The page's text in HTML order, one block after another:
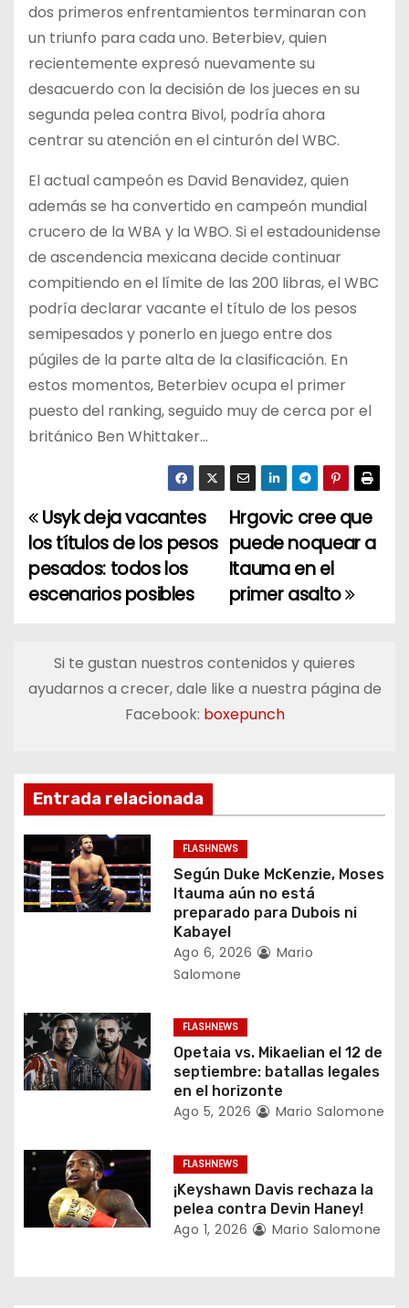
dos primeros enfrentamientos terminaran con
un triunfo para cada uno. Beterbiev, quien
recientemente expresó nuevamente su
desacuerdo con la decisión de los jueces en su
segunda pelea contra Bivol, podría ahora
centrar su atención en el cinturón del WBC.
El actual campeón es David Benavidez, quien
además se ha convertido en campeón mundial
crucero de la WBA y la WBO. Si el estadounidense
de ascendencia mexicana decide continuar
compitiendo en el límite de las 200 libras, el WBC
podría declarar vacante el título de los pesos
semipesados y ponerlo en juego entre dos
púgiles de la parte alta de la clasificación. En
estos momentos, Beterbiev ocupa el primer
puesto del ranking, seguido muy de cerca por el
británico Ben Whittaker…
N
a
v
g
i
ó
n
d
n
t
r
d
Hrgovic cree que
puede noquear a
Itauma en el
primer asalto
Usyk deja vacantes
los títulos de los pesos
pesados: todos los
escenarios posibles
Si te gustan nuestros contenidos y quieres
ayudarnos a crecer, dale like a nuestra página de
Facebook: boxepunch
Entrada relacionada
FLASHNEWS
Según Duke McKenzie, Moses
Itauma aún no está
preparado para Dubois ni
Kabayel
Ago 6, 2026
Mario
Salomone
FLASHNEWS
Opetaia vs. Mikaelian el 12 de
septiembre: batallas legales
en el horizonte
Ago 5, 2026 Mario Salomone
FLASHNEWS
¡Keyshawn Davis rechaza la
pelea contra Devin Haney!
Ago 1, 2026 Mario Salomone